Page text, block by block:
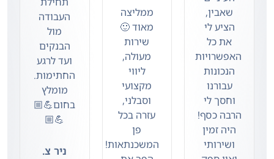
שאבין,
הציע לי
את כל
האפשרויות
הנכונות
עבורנו
וחסך לי
הרבה כסף!
היה זמין
ושירותי
ממליצה
מאוד 🙂
שירות
מעולה,
ליווי
מקצועי
וסבלני,
עזרה בכל
פן
המשכנתאות!
העבודה
מול
הבנקים
ועד לרגע
החתימות.
מומלץ
בחום💪🏼
💪🏼
ניר צ.